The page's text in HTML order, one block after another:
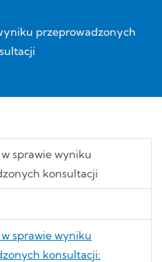
przeprowadzonych
sprawie wyniku
konsultacji
sprawie wyniku
konsultacji: